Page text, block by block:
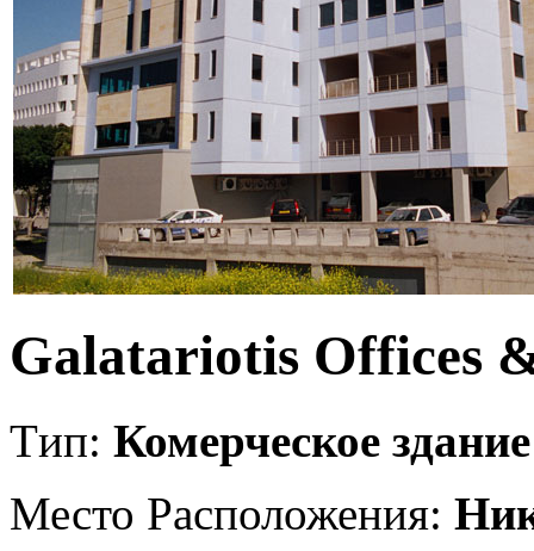
Galatariotis Offices
Tип: Комерческое здание
Место Расположения: